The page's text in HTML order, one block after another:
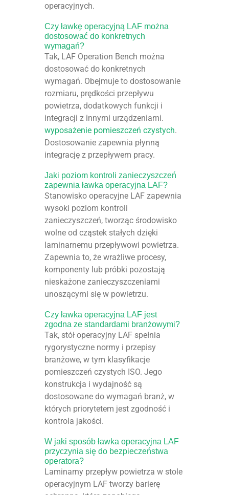
operacyjnych.
Czy ławkę operacyjną LAF można
dostosować do konkretnych
wymagań?
Tak, LAF Operation Bench można
dostosować do konkretnych
wymagań. Obejmuje to dostosowanie
rozmiaru, prędkości przepływu
powietrza, dodatkowych funkcji i
integracji z innymi urządzeniami.
wyposażenie pomieszczeń czystych.
Dostosowanie zapewnia płynną
integrację z przepływem pracy.
Jaki poziom kontroli zanieczyszczeń
zapewnia ławka operacyjna LAF?
Stanowisko operacyjne LAF zapewnia
wysoki poziom kontroli
zanieczyszczeń, tworząc środowisko
wolne od cząstek stałych dzięki
laminarnemu przepływowi powietrza.
Zapewnia to, że wrażliwe procesy,
komponenty lub próbki pozostają
nieskażone zanieczyszczeniami
unoszącymi się w powietrzu.
Czy ławka operacyjna LAF jest
zgodna ze standardami branżowymi?
Tak, stół operacyjny LAF spełnia
rygorystyczne normy i przepisy
branżowe, w tym klasyfikacje
pomieszczeń czystych ISO. Jego
konstrukcja i wydajność są
dostosowane do wymagań branż, w
których priorytetem jest zgodność i
kontrola jakości.
W jaki sposób ławka operacyjna LAF
przyczynia się do bezpieczeństwa
operatora?
Laminarny przepływ powietrza w stole
operacyjnym LAF tworzy barierę